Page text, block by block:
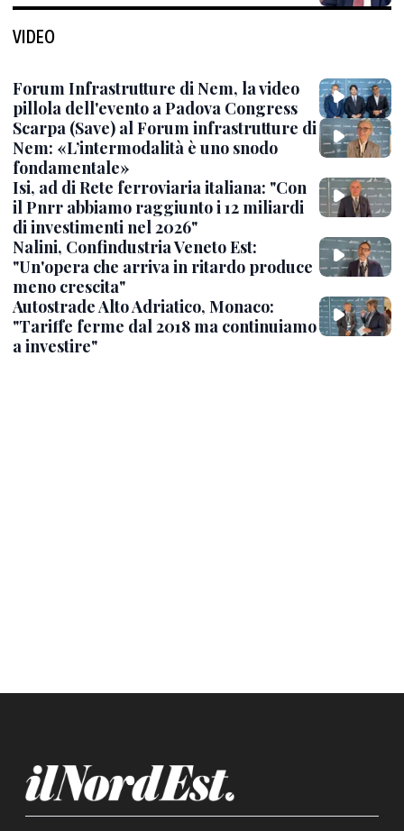
VIDEO
Forum Infrastrutture di Nem, la video
pillola dell'evento a Padova Congress
Scarpa (Save) al Forum infrastrutture di
Nem: «L’intermodalità è uno snodo
fondamentale»
Isi, ad di Rete ferroviaria italiana: "Con
il Pnrr abbiamo raggiunto i 12 miliardi
di investimenti nel 2026"
Nalini, Confindustria Veneto Est:
"Un'opera che arriva in ritardo produce
meno crescita"
Autostrade Alto Adriatico, Monaco:
"Tariffe ferme dal 2018 ma continuiamo
a investire"